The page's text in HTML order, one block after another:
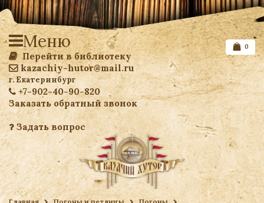
Перейти в библиотеку
kazachiy-hutor@mail.ru
г. Екатеринбург
+7-902-40-90-820
Заказать обратный звонок
Задать вопрос
Список желаемого
0
Меню